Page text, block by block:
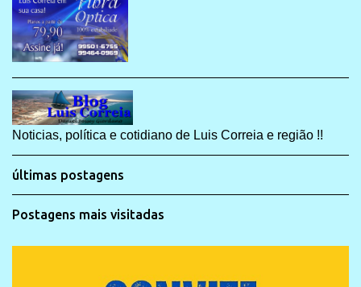
Noticias, política e cotidiano de Luis Correia e região !!
últimas postagens
Postagens mais visitadas